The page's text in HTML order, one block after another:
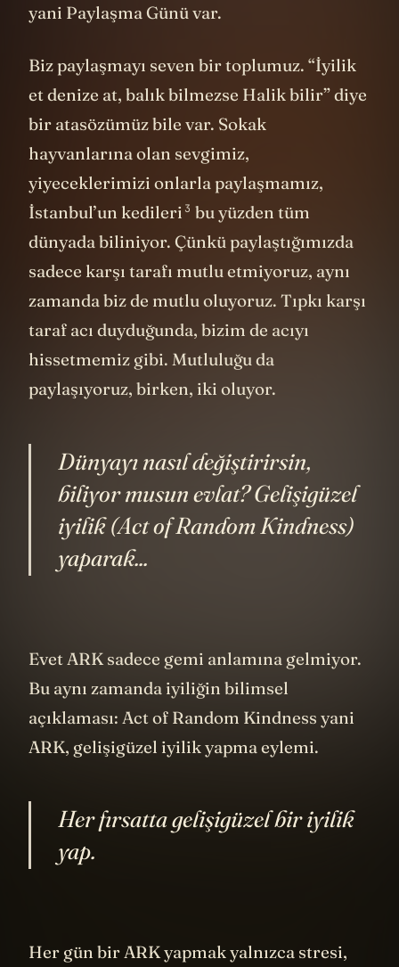
yani Paylaşma Günü var.
Biz paylaşmayı seven bir toplumuz. “İyilik
et denize at, balık bilmezse Halik bilir” diye
bir atasözümüz bile var. Sokak
hayvanlarına olan sevgimiz,
yiyeceklerimizi onlarla paylaşmamız,
İstanbul’un kedileri 3 bu yüzden tüm
dünyada biliniyor. Çünkü paylaştığımızda
sadece karşı tarafı mutlu etmiyoruz, aynı
zamanda biz de mutlu oluyoruz. Tıpkı karşı
taraf acı duyduğunda, bizim de acıyı
hissetmemiz gibi. Mutluluğu da
paylaşıyoruz, birken, iki oluyor.
Dünyayı nasıl değiştirirsin,
biliyor musun evlat? Gelişigüzel
iyilik (Act of Random Kindness)
yaparak...
Evet ARK sadece gemi anlamına gelmiyor.
Bu aynı zamanda iyiliğin bilimsel
açıklaması: Act of Random Kindness yani
ARK, gelişigüzel iyilik yapma eylemi.
Her fırsatta gelişigüzel bir iyilik
yap.
Her gün bir ARK yapmak yalnızca stresi,